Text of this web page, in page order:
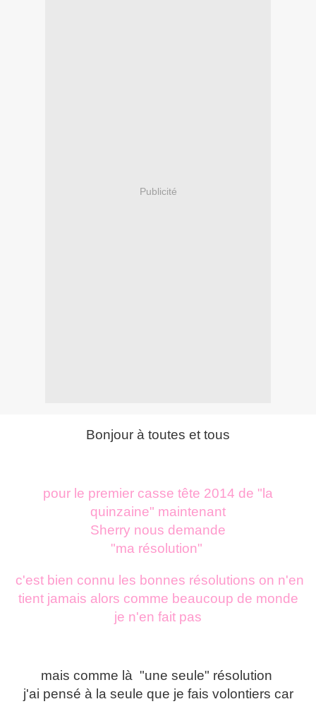
Publicité
Bonjour à toutes et tous
pour le premier casse tête 2014 de "la
quinzaine" maintenant
Sherry nous demande
"ma résolution"
c'est bien connu les bonnes résolutions on n'en
tient jamais alors comme beaucoup de monde
je n'en fait pas
mais comme là "une seule" résolution
j'ai pensé à la seule que je fais volontiers car